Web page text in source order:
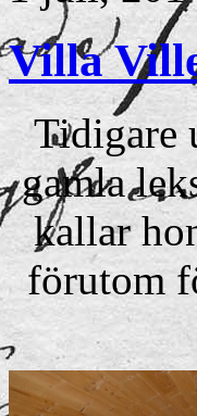
Villa
Tidigare
gamla
kallar
förutom